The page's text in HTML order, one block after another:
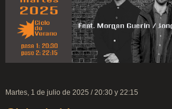
Martes, 1 de julio de 2025 / 20:30 y 22:15